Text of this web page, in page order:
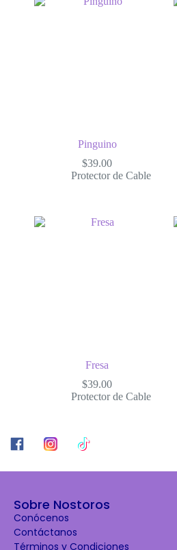
Pinguino
$39.00
Protector de Cable
Fresa
$39.00
Protector de Cable
Sobre Nostoros
Conócenos
Contáctanos
Términos y Condiciones